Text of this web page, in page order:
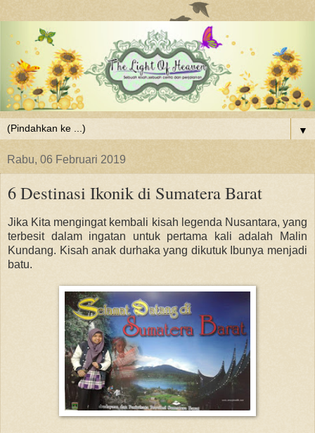
▼
Rabu, 06 Februari 2019
6 Destinasi Ikonik di Sumatera Barat
Jika Kita mengingat kembali kisah legenda Nusantara, yang
terbesit dalam ingatan untuk pertama kali adalah Malin
Kundang. Kisah anak durhaka yang dikutuk Ibunya menjadi
batu.